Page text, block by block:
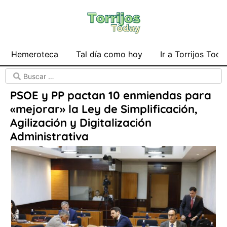
Hemeroteca Tal día como hoy Ir a Torrijos
PSOE y PP pactan 10 enmiendas para
«mejorar» la Ley de Simplificación,
Agilización y Digitalización
Administrativa